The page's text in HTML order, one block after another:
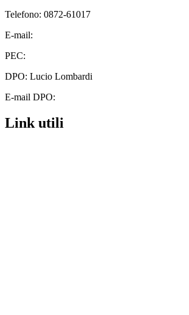
Telefono: 0872-61017
E-mail:
PEC:
DPO: Lucio Lombardi
E-mail DPO:
Link utili